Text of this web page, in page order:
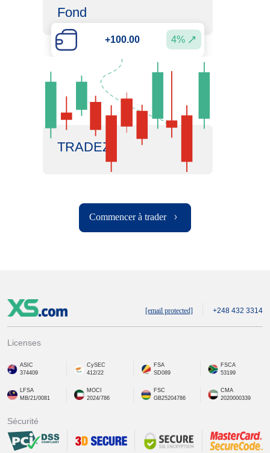
Fond
+100.00 4%
TRADEZ
Commencer à trader
[email protected] +248 432 3314
Licenses
ASIC
374409
CySEC
412/22
FSA
SD089
FSCA
53199
LFSA
MB/21/0081
MOCI
2024/786
FSC
GB25204786
CMA
2020000339
Sécurité